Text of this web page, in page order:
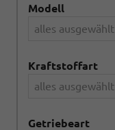
Modell
alles ausgewählt
Kraftstoffart
alles ausgewählt
Getriebeart